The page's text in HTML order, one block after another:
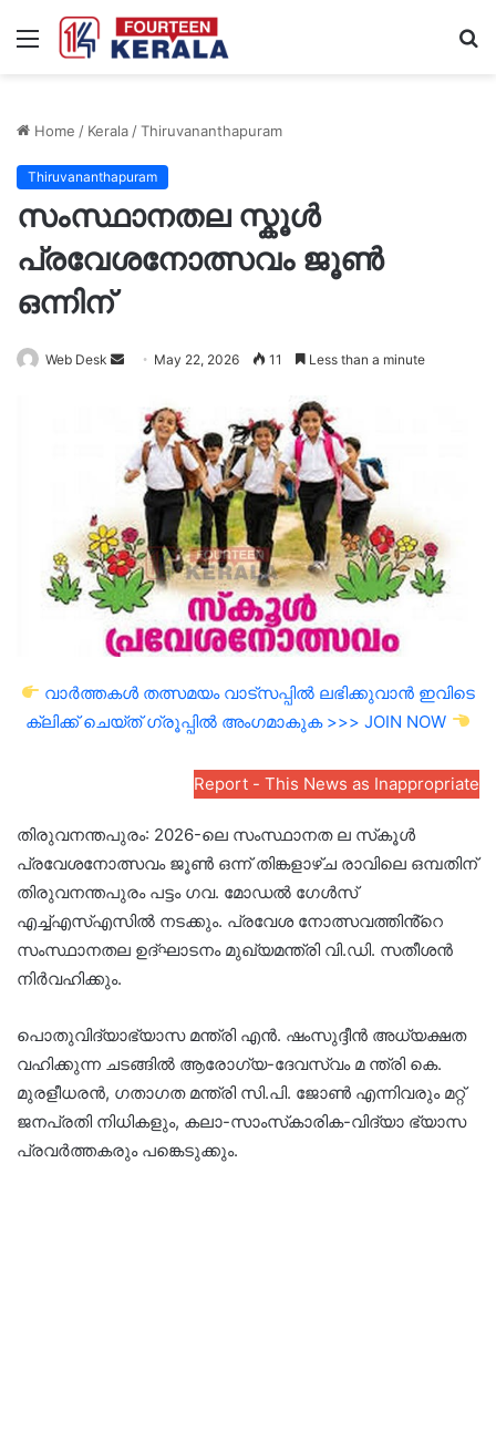
Menu
Home / Kerala/Thiruvananthapuram
Thiruvananthapuram
സംസ്ഥാനതല സ്കൂൾ
പ്രവേശനോത്സവം ജൂൺ
ഒന്നിന്
Web Desk
Send
email
May 22, 2026 11 Less than a minute
വാർത്തകൾ തത്സമയം വാട്സപ്പിൽ ലഭിക്കുവാൻ ഇവിടെ
ക്ലിക്ക് ചെയ്ത് ഗ്രൂപ്പിൽ അംഗമാകുക >>> JOIN NOW
Report - This News as Inappropriate
തിരുവനന്തപുരം: 2026-ലെ സംസ്ഥാനത ല സ്‌കൂൾ
പ്രവേശനോത്സവം ജൂൺ ഒന്ന് തിങ്കളാഴ്ച രാവിലെ ഒമ്പതിന്
തിരുവനന്തപുരം പട്ടം ഗവ. മോഡൽ ഗേൾസ്
എച്ച്എസ്എസിൽ നടക്കും. പ്രവേശ നോത്സവത്തിൻ്റെ
സംസ്ഥാനതല ഉദ്ഘാടനം മുഖ്യമന്ത്രി വി.ഡി. സതീശൻ
നിർവഹിക്കും.
പൊതുവിദ്യാഭ്യാസ മന്ത്രി എൻ. ഷംസുദ്ദീൻ അധ്യക്ഷത
വഹിക്കുന്ന ചടങ്ങിൽ ആരോഗ്യ-ദേവസ്വം മ ന്ത്രി കെ.
മുരളീധരൻ, ഗതാഗത മന്ത്രി സി.പി. ജോൺ എന്നിവരും മറ്റ്
ജനപ്രതി നിധികളും, കലാ-സാംസ്‌കാരിക-വിദ്യാ ഭ്യാസ
പ്രവർത്തകരും പങ്കെടുക്കും.